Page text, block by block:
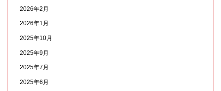
2026年2月
2026年1月
2025年10月
2025年9月
2025年7月
2025年6月